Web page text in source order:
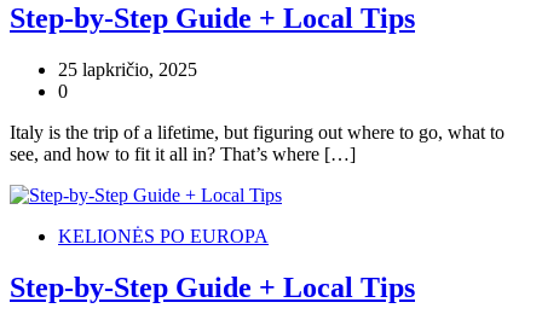
Step-by-Step Guide + Local Tips
25 lapkričio, 2025
0
Italy is the trip of a lifetime, but figuring out where to go, what to
see, and how to fit it all in? That’s where […]
KELIONĖS PO EUROPA
Step-by-Step Guide + Local Tips